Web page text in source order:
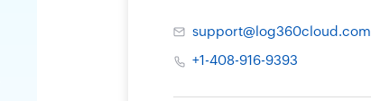
support@log360cloud.com
+1-408-916-9393